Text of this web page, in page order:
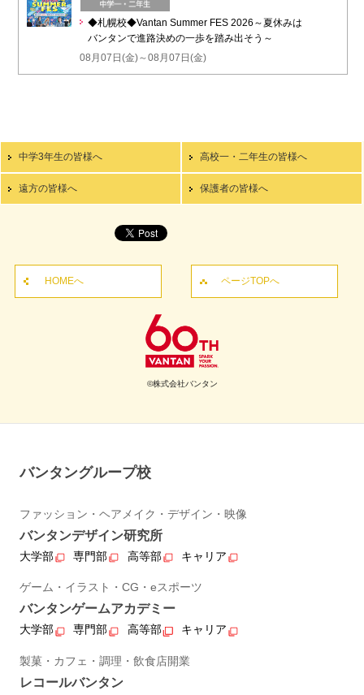
◆札幌校◆Vantan Summer FES 2026～夏休みは
バンタンで進路決めの一歩を踏み出そう～
08月07日(金)～08月07日(金)
中学3年生の皆様へ 高校一・二年生の皆様へ
遠方の皆様へ 保護者の皆様へ
HOMEへ ページTOPへ
©株式会社バンタン
バンタングループ校
ファッション・ヘアメイク・デザイン・映像
バンタンデザイン研究所
大学部 専門部 高等部 キャリア
ゲーム・イラスト・CG・eスポーツ
バンタンゲームアカデミー
大学部 専門部 高等部 キャリア
製菓・カフェ・調理・飲食店開業
レコールバンタン